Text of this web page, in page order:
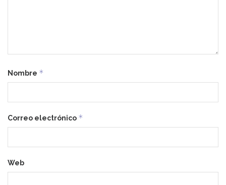
Nombre *
Correo electrónico *
Web